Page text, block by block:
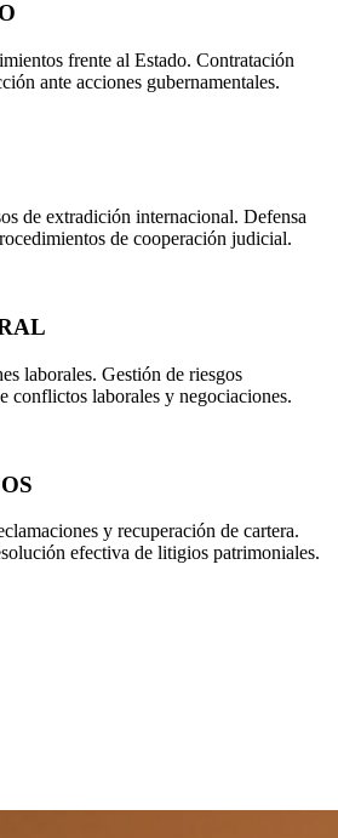
frente al Estado. Contratación
ante acciones gubernamentales.
de extradición internacional. Defensa
de cooperación judicial.
laborales. Gestión de riesgos
conflictos laborales y negociaciones.
y recuperación de cartera.
efectiva de litigios patrimoniales.